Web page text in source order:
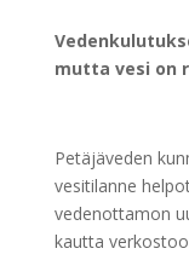
mutta vesi on
Petäjäveden
vesitilanne
vedenottamon
kautta